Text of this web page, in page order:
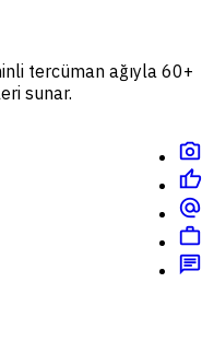
tercüman ağıyla 60+
sunar.
photo_camera
thumb_up
alternate_email
work
chat